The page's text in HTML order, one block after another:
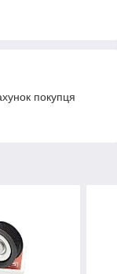
покупця